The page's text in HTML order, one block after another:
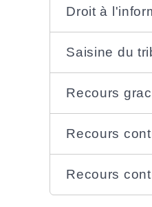
Droit à
Saisine du
Recours
Recours
Recours